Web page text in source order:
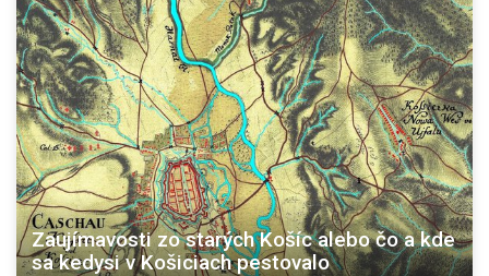
Zaujímavosti zo starých Košíc alebo čo a kde
sa kedysi v Košiciach pestovalo